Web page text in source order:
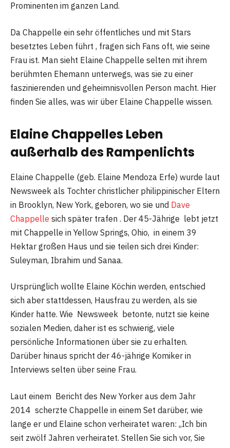
Prominenten im ganzen Land.
Da Chappelle ein sehr öffentliches und mit Stars
besetztes Leben führt , fragen sich Fans oft, wie seine
Frau ist. Man sieht Elaine Chappelle selten mit ihrem
berühmten Ehemann unterwegs, was sie zu einer
faszinierenden und geheimnisvollen Person macht. Hier
finden Sie alles, was wir über Elaine Chappelle wissen.
Elaine Chappelles Leben
außerhalb des Rampenlichts
Elaine Chappelle (geb. Elaine Mendoza Erfe) wurde laut
Newsweek als Tochter christlicher philippinischer Eltern
in Brooklyn, New York, geboren, wo sie und Dave
Chappelle sich später trafen . Der 45-Jährige lebt jetzt
mit Chappelle in Yellow Springs, Ohio, in einem 39
Hektar großen Haus und sie teilen sich drei Kinder:
Suleyman, Ibrahim und Sanaa.
Ursprünglich wollte Elaine Köchin werden, entschied
sich aber stattdessen, Hausfrau zu werden, als sie
Kinder hatte. Wie Newsweek betonte, nutzt sie keine
sozialen Medien, daher ist es schwierig, viele
persönliche Informationen über sie zu erhalten.
Darüber hinaus spricht der 46-jährige Komiker in
Interviews selten über seine Frau.
Laut einem Bericht des New Yorker aus dem Jahr
2014 scherzte Chappelle in einem Set darüber, wie
lange er und Elaine schon verheiratet waren: „Ich bin
seit zwölf Jahren verheiratet. Stellen Sie sich vor, Sie